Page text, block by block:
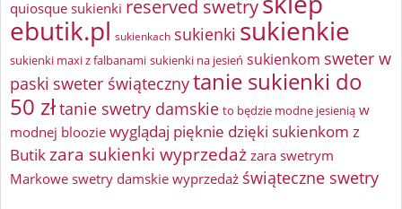
quiosque sukienki reserved swetry
ebutik.pl sukienkach sukienki sukienkie
sukienki maxi z falbanami sukienki na jesień sukienkom sweter w
paski sweter świątecznytanie sukienki do
50 złtanie swetry damskie to będzie modne jesienią w
modnej bloozie wyglądaj pięknie dzięki sukienkom z
Butikzara sukienki wyprzedażzara swetrym
Markowe swetry damskie wyprzedaż świąteczne swetry